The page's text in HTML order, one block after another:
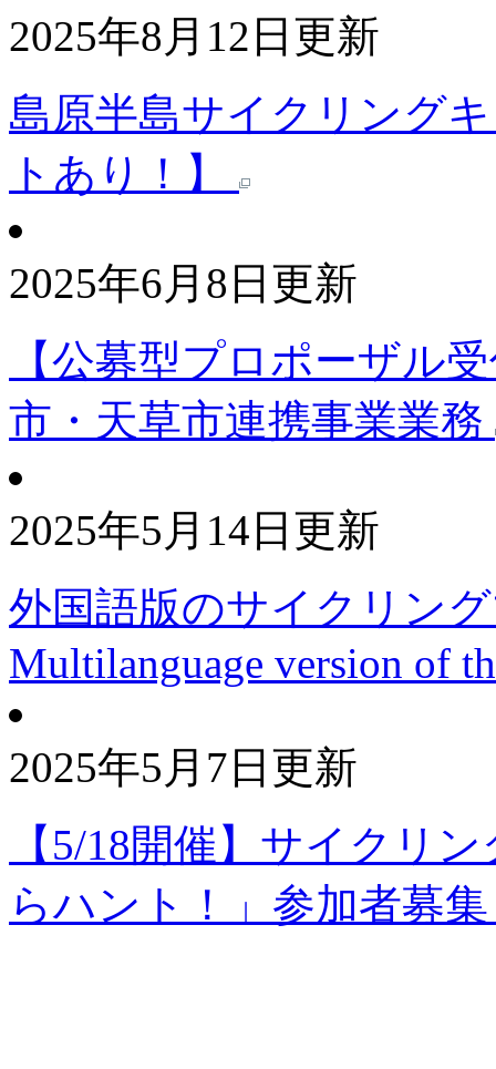
2025年8月12日更新
島原半島サイクリング
トあり！】
2025年6月8日更新
【公募型プロポーザル
市・天草市連携事業業務
2025年5月14日更新
外国語版のサイクリン
Multilanguage version of
2025年5月7日更新
【5/18開催】サイクリ
らハント！」参加者募